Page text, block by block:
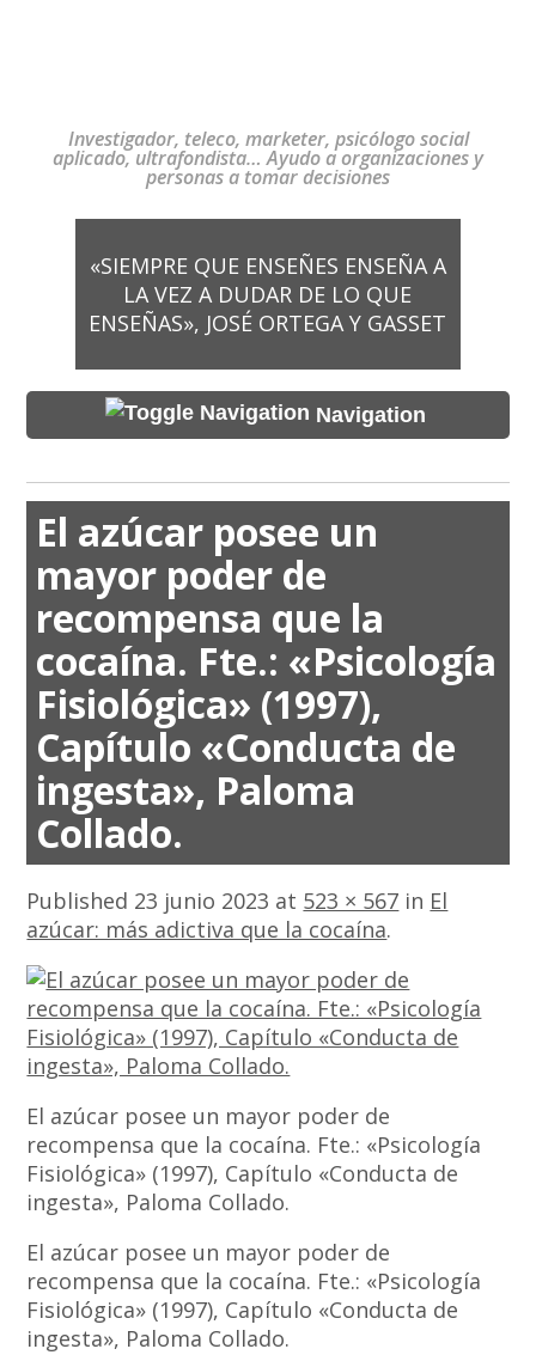
Investigador, teleco, marketer, psicólogo social
aplicado, ultrafondista… Ayudo a organizaciones y
personas a tomar decisiones
«SIEMPRE QUE ENSEÑES ENSEÑA A
LA VEZ A DUDAR DE LO QUE
ENSEÑAS», JOSÉ ORTEGA Y GASSET
Navigation
El azúcar posee un
mayor poder de
recompensa que la
cocaína. Fte.: «Psicología
Fisiológica» (1997),
Capítulo «Conducta de
ingesta», Paloma
Collado.
Published 23 junio 2023 at 523 × 567 in El
azúcar: más adictiva que la cocaína.
El azúcar posee un mayor poder de
recompensa que la cocaína. Fte.: «Psicología
Fisiológica» (1997), Capítulo «Conducta de
ingesta», Paloma Collado.
El azúcar posee un mayor poder de
recompensa que la cocaína. Fte.: «Psicología
Fisiológica» (1997), Capítulo «Conducta de
ingesta», Paloma Collado.